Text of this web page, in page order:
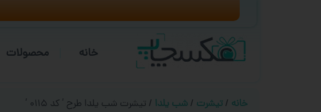
خانه محصولات
خانه / تیشرت / شب یلدا / تیشرت شب یلدا طرح ‘ کد ۰۱۱۵ ‘